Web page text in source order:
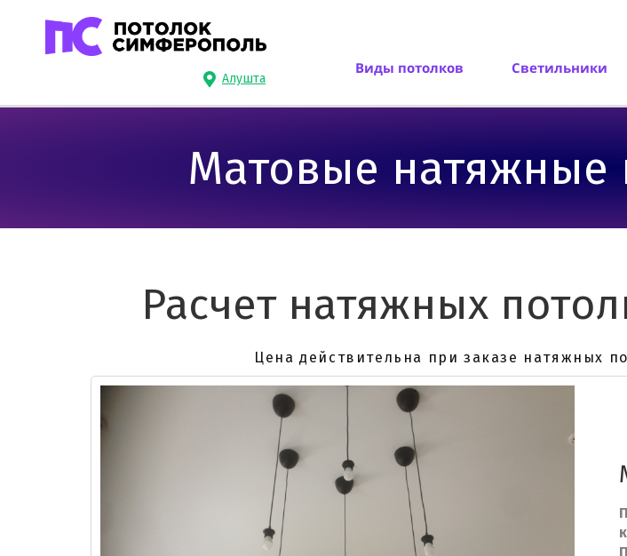
Алушта
Виды потолков Светильники
Матовые натяжные
Расчет натяжных
Цена действительна при заказе натяжных